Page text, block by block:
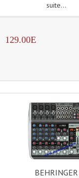
suite...
129.00E
BEHRINGER